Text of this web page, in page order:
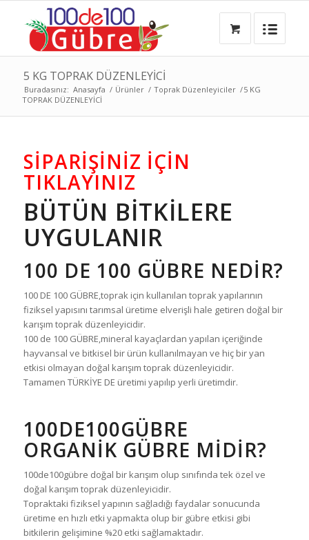
5 KG TOPRAK DÜZENLEYİCİ
Buradasınız: Anasayfa / Ürünler / Toprak Düzenleyiciler /5 KG
TOPRAK DÜZENLEYİCİ
SİPARİŞİNİZ İÇİN
TIKLAYINIZ
BÜTÜN BİTKİLERE
UYGULANIR
100 DE 100 GÜBRE NEDİR?
100 DE 100 GÜBRE,toprak için kullanılan toprak yapılarının
fiziksel yapısını tarımsal üretime elverişli hale getiren doğal bir
karışım toprak düzenleyicidir.
100 de 100 GÜBRE,mineral kayaçlardan yapılan içeriğinde
hayvansal ve bitkisel bir ürün kullanılmayan ve hiç bir yan
etkisi olmayan doğal karışım toprak düzenleyicidir.
Tamamen TÜRKİYE DE üretimi yapılıp yerli üretimdir.
100DE100GÜBRE
ORGANİK GÜBRE MİDİR?
100de100gübre doğal bir karışım olup sınıfında tek özel ve
doğal karışım toprak düzenleyicidir.
Topraktaki fiziksel yapının sağladığı faydalar sonucunda
üretime en hızlı etki yapmakta olup bir gübre etkisi gibi
bitkilerin gelişimine %20 etki sağlamaktadır.